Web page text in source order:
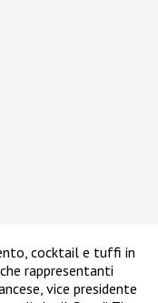
cocktail e tuffi in
rappresentanti
vice presidente